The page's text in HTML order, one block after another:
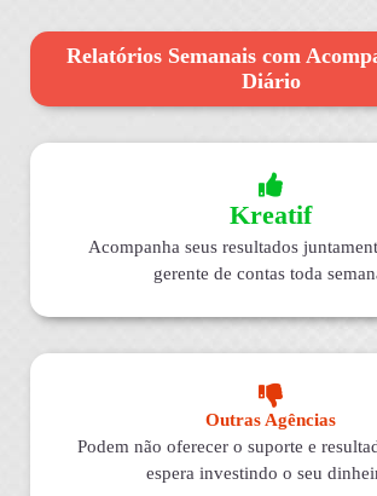
Relatórios Semanais com
Diário
Kreatif
Acompanha seus resultados
gerente de contas toda
Outras Agências
Podem não oferecer o suporte e
espera investindo o seu